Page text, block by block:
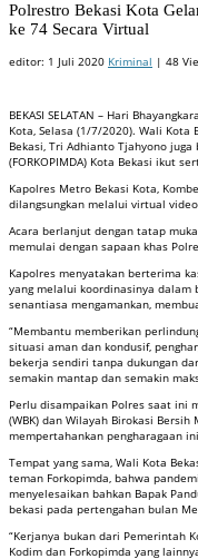
Polrestro Bekasi Kota
ke 74 Secara Virtual
editor: 1 Juli 2020 Kriminal | 48
BEKASI SELATAN – Hari
Kota, Selasa (1/7/2020). Wali Kota
Bekasi, Tri Adhianto Tjahyono
(FORKOPIMDA) Kota Bekasi ikut
Kapolres Metro Bekasi Kota,
dilangsungkan melalui virtual
Acara berlanjut dengan tatap
memulai dengan sapaan khas
Kapolres menyatakan berterima
yang melalui koordinasinya dalam
senantiasa mengamankan,
“Membantu memberikan
situasi aman dan kondusif,
bekerja sendiri tanpa dukungan
semakin mantap dan semakin
Perlu disampaikan Polres saat ini
(WBK) dan Wilayah Birokasi Bersih
mempertahankan pengharagaan
Tempat yang sama, Wali Kota
teman Forkopimda, bahwa
menyelesaikan bahkan Bapak
bekasi pada pertengahan bulan
“Kerjanya bukan dari Pemerintah
Kodim dan Forkopimda yang